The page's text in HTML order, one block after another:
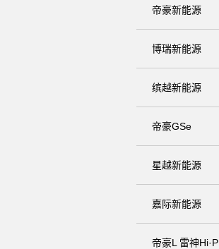
帝豪新能源
博瑞新能源
缤越新能源
帝豪GSe
星越新能源
嘉际新能源
帝豪L 雷神Hi·P